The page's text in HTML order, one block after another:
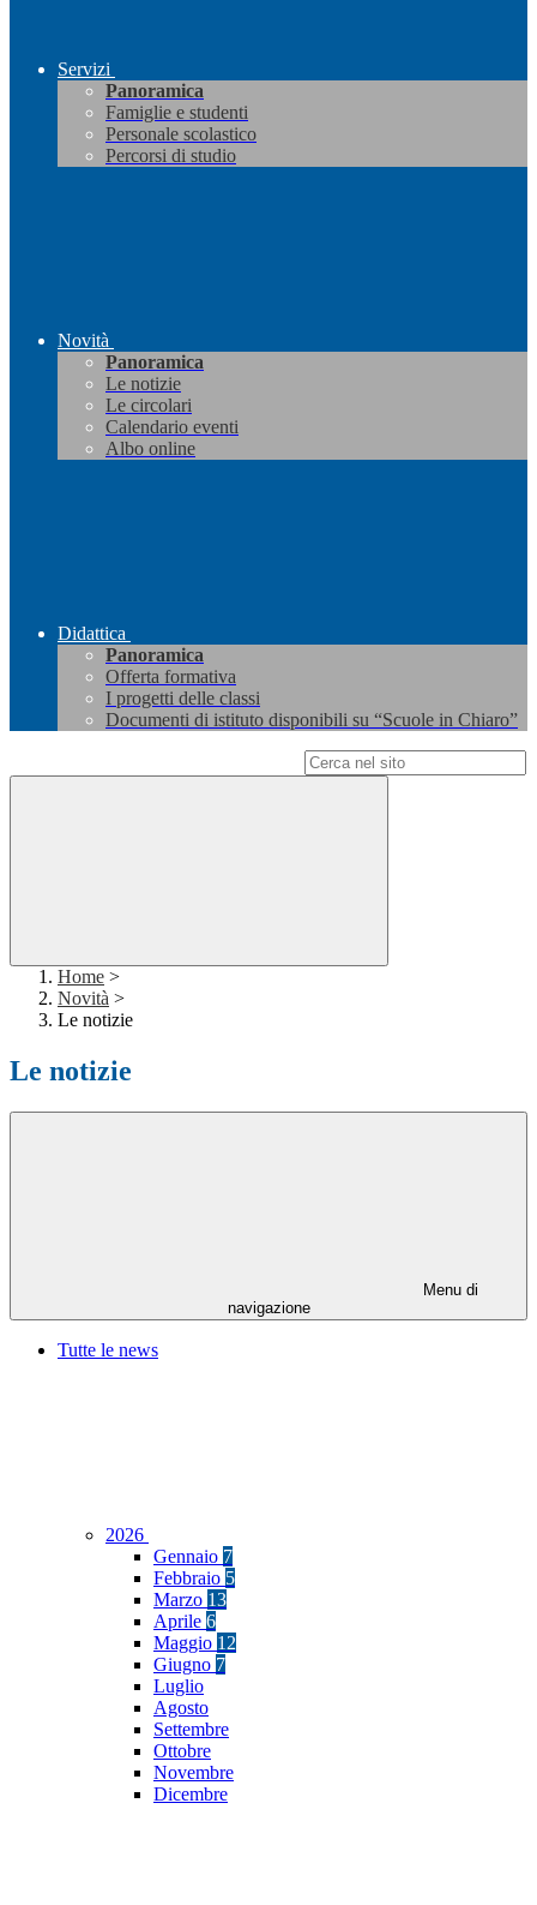
Servizi
Panoramica
Famiglie e studenti
Personale scolastico
Percorsi di studio
Novità
Panoramica
Le notizie
Le circolari
Calendario eventi
Albo online
Didattica
Panoramica
Offerta formativa
I progetti delle classi
Documenti di istituto disponibili su “Scuole in Chiaro”
Home >
Novità >
Le notizie
Le notizie
Menu di
navigazione
Tutte le news
2026
Gennaio 7
Febbraio 5
Marzo 13
Aprile 6
Maggio 12
Giugno 7
Luglio
Agosto
Settembre
Ottobre
Novembre
Dicembre